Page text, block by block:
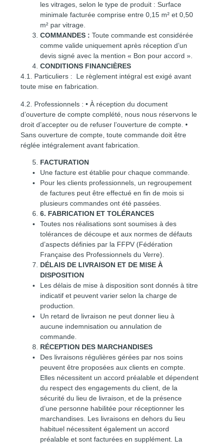
les vitrages, selon le type de produit : Surface
minimale facturée comprise entre 0,15 m² et 0,50
m² par vitrage.
COMMANDES : Toute commande est considérée
comme valide uniquement après réception d’un
devis signé avec la mention « Bon pour accord ».
CONDITIONS FINANCIÈRES
4.1. Particuliers : Le règlement intégral est exigé avant
toute mise en fabrication.
4.2. Professionnels : • À réception du document
d’ouverture de compte complété, nous nous réservons le
droit d’accepter ou de refuser l’ouverture de compte. •
Sans ouverture de compte, toute commande doit être
réglée intégralement avant fabrication.
FACTURATION
Une facture est établie pour chaque commande.
Pour les clients professionnels, un regroupement
de factures peut être effectué en fin de mois si
plusieurs commandes ont été passées.
6. FABRICATION ET TOLÉRANCES
Toutes nos réalisations sont soumises à des
tolérances de découpe et aux normes de défauts
d’aspects définies par la FFPV (Fédération
Française des Professionnels du Verre).
DÉLAIS DE LIVRAISON ET DE MISE À
DISPOSITION
Les délais de mise à disposition sont donnés à titre
indicatif et peuvent varier selon la charge de
production.
Un retard de livraison ne peut donner lieu à
aucune indemnisation ou annulation de
commande.
RÉCEPTION DES MARCHANDISES
Des livraisons régulières gérées par nos soins
peuvent être proposées aux clients en compte.
Elles nécessitent un accord préalable et dépendent
du respect des engagements du client, de la
sécurité du lieu de livraison, et de la présence
d’une personne habilitée pour réceptionner les
marchandises. Les livraisons en dehors du lieu
habituel nécessitent également un accord
préalable et sont facturées en supplément. La